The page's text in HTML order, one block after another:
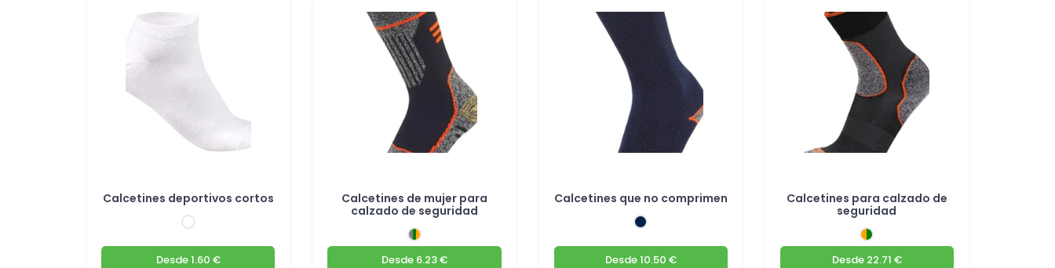
Calcetines deportivos cortos
Desde1.60 €
Calcetines de mujer para
calzado de seguridad
Desde6.23 €
Calcetines que no comprimen
Desde10.50 €
Calcetines para calzado de
seguridad
Desde22.71 €